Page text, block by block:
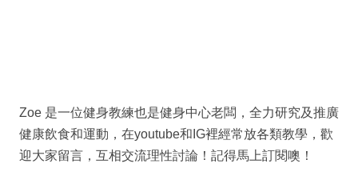
Zoe 是一位健身教練也是健身中心老闆，全力研究及推廣
健康飲食和運動，在youtube和IG裡經常放各類教學，歡
迎大家留言，互相交流理性討論！記得馬上訂閱噢！